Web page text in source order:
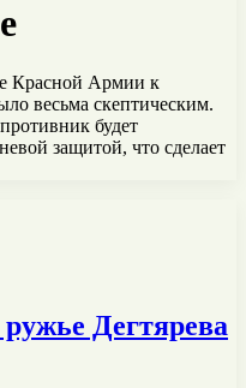
Красной Армии к
весьма скептическим.
будет
защитой, что сделает
Дегтярева